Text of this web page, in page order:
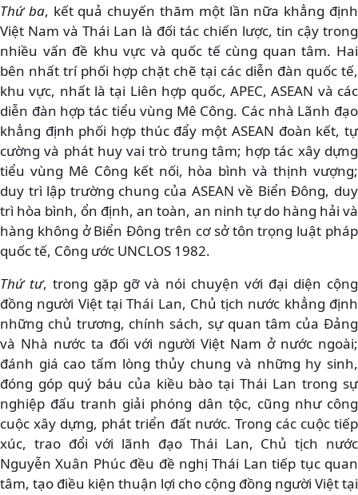
Thứ ba, kết quả chuyến thăm một lần nữa khẳng định
Việt Nam và Thái Lan là đối tác chiến lược, tin cậy trong
nhiều vấn đề khu vực và quốc tế cùng quan tâm. Hai
bên nhất trí phối hợp chặt chẽ tại các diễn đàn quốc tế,
khu vực, nhất là tại Liên hợp quốc, APEC, ASEAN và các
diễn đàn hợp tác tiểu vùng Mê Công. Các nhà Lãnh đạo
khẳng định phối hợp thúc đẩy một ASEAN đoàn kết, tự
cường và phát huy vai trò trung tâm; hợp tác xây dựng
tiểu vùng Mê Công kết nối, hòa bình và thịnh vượng;
duy trì lập trường chung của ASEAN về Biển Đông, duy
trì hòa bình, ổn định, an toàn, an ninh tự do hàng hải và
hàng không ở Biển Đông trên cơ sở tôn trọng luật pháp
quốc tế, Công ước UNCLOS 1982.
Thứ tư, trong gặp gỡ và nói chuyện với đại diện cộng
đồng người Việt tại Thái Lan, Chủ tịch nước khẳng định
những chủ trương, chính sách, sự quan tâm của Đảng
và Nhà nước ta đối với người Việt Nam ở nước ngoài;
đánh giá cao tấm lòng thủy chung và những hy sinh,
đóng góp quý báu của kiều bào tại Thái Lan trong sự
nghiệp đấu tranh giải phóng dân tộc, cũng như công
cuộc xây dựng, phát triển đất nước. Trong các cuộc tiếp
xúc, trao đổi với lãnh đạo Thái Lan, Chủ tịch nước
Nguyễn Xuân Phúc đều đề nghị Thái Lan tiếp tục quan
tâm, tạo điều kiện thuận lợi cho cộng đồng người Việt tại